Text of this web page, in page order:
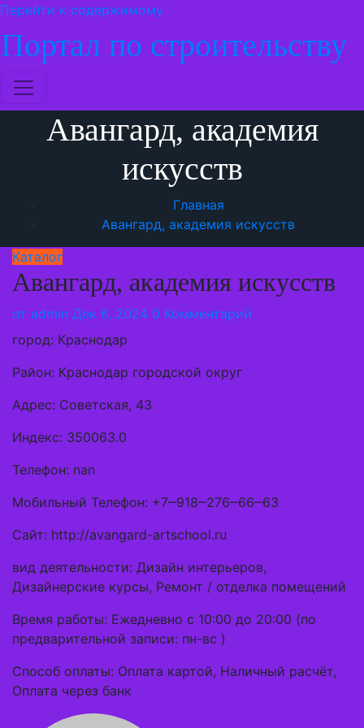
Перейти к содержимому
Портал по строительству
Авангард, академия
искусств
Главная
Авангард, академия искусств
Каталог
Авангард, академия искусств
от admin Дек 6, 2024 0 Комментарий
город: Краснодар
Район: Краснодар городской округ
Адрес: Советская, 43
Индекс: 350063.0
Телефон: nan
Мобильный Телефон: +7‒918‒276‒66‒63
Сайт: http://avangard-artschool.ru
вид деятельности: Дизайн интерьеров,
Дизайнерские курсы, Ремонт / отделка помещений
Время работы: Ежедневно с 10:00 до 20:00 (по
предварительной записи: пн-вс )
Способ оплаты: Оплата картой, Наличный расчёт,
Оплата через банк